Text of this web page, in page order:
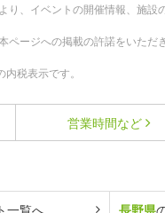
り、イベントの開催情報、施設
ページへの掲載の許諾をいただ
税表示です。
営業時間など